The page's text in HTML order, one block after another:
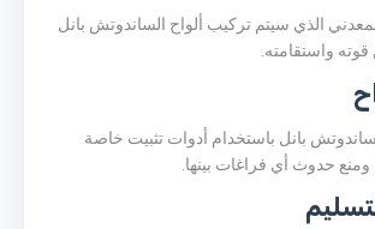
الذي سيتم تركيب ألواح الساندوتش بانل
قوته واستقامته.
بانل باستخدام أدوات تثبيت خاصة
ومنع حدوث أي فراغات بينها.